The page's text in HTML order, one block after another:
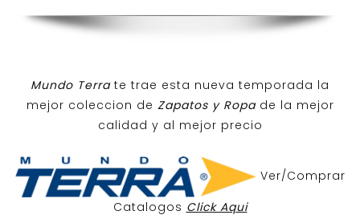
Mundo Terra te trae esta nueva temporada la
mejor coleccion de Zapatos y Ropa de la mejor
calidad y al mejor precio
Ver/Comprar
Catalogos Click Aqui